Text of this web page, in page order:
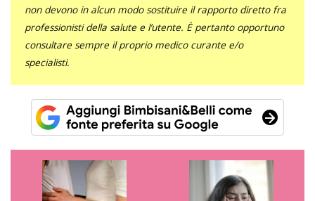
non devono in alcun modo sostituire il rapporto diretto fra
professionisti della salute e l’utente. È pertanto opportuno
consultare sempre il proprio medico curante e/o
specialisti.